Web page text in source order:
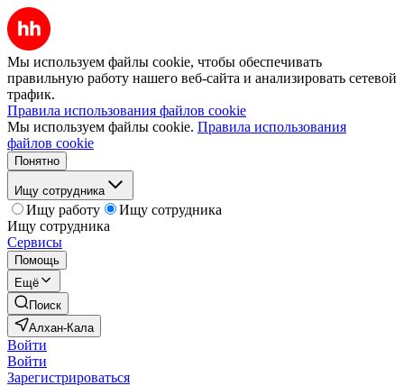
Мы используем файлы cookie, чтобы обеспечивать
правильную работу нашего веб-сайта и анализировать сетевой
трафик.
Правила использования файлов cookie
Мы используем файлы cookie. Правила использования
файлов cookie
Понятно
Ищу сотрудника
Ищу работу
Ищу сотрудника
Ищу сотрудника
Сервисы
Помощь
Ещё
Поиск
Алхан-Кала
Войти
Войти
Зарегистрироваться